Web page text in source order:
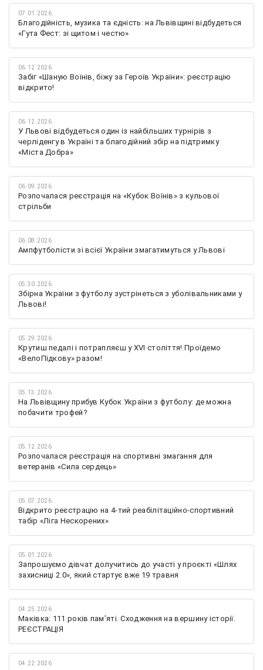
07.01.2026
Благодійність, музика та єдність: на Львівщині відбудеться
«Гута Фест: зі щитом і честю»
06.12.2026
Забіг «Шаную Воїнів, біжу за Героїв України»: реєстрацію
відкрито!
06.12.2026
У Львові відбудеться один із найбільших турнірів з
черліденгу в Україні та благодійний збір на підтримку
«Міста Добра»
06.09.2026
Розпочалася реєстрація на «Кубок Воїнів» з кульової
стрільби
06.08.2026
Ампфутболісти зі всієї України змагатимуться у Львові
05.30.2026
Збірна України з футболу зустрінеться з уболівальниками у
Львові!
05.29.2026
Крутиш педалі і потрапляєш у XVI століття! Проїдемо
«ВелоПідкову» разом!
05.13.2026
На Львівщину прибув Кубок України з футболу: де можна
побачити трофей?
05.12.2026
Розпочалася реєстрація на спортивні змагання для
ветеранів «Сила сердець»
05.07.2026
Відкрито реєстрацію на 4-тий реабілітаційно-спортивний
табір «Ліга Нескорених»
05.01.2026
Запрошуємо дівчат долучитись до участі у проєкті «Шлях
захисниці 2.0», який стартує вже 19 травня
04.25.2026
Маківка: 111 років пам’яті. Сходження на вершину історії.
РЕЄСТРАЦІЯ
04.22.2026